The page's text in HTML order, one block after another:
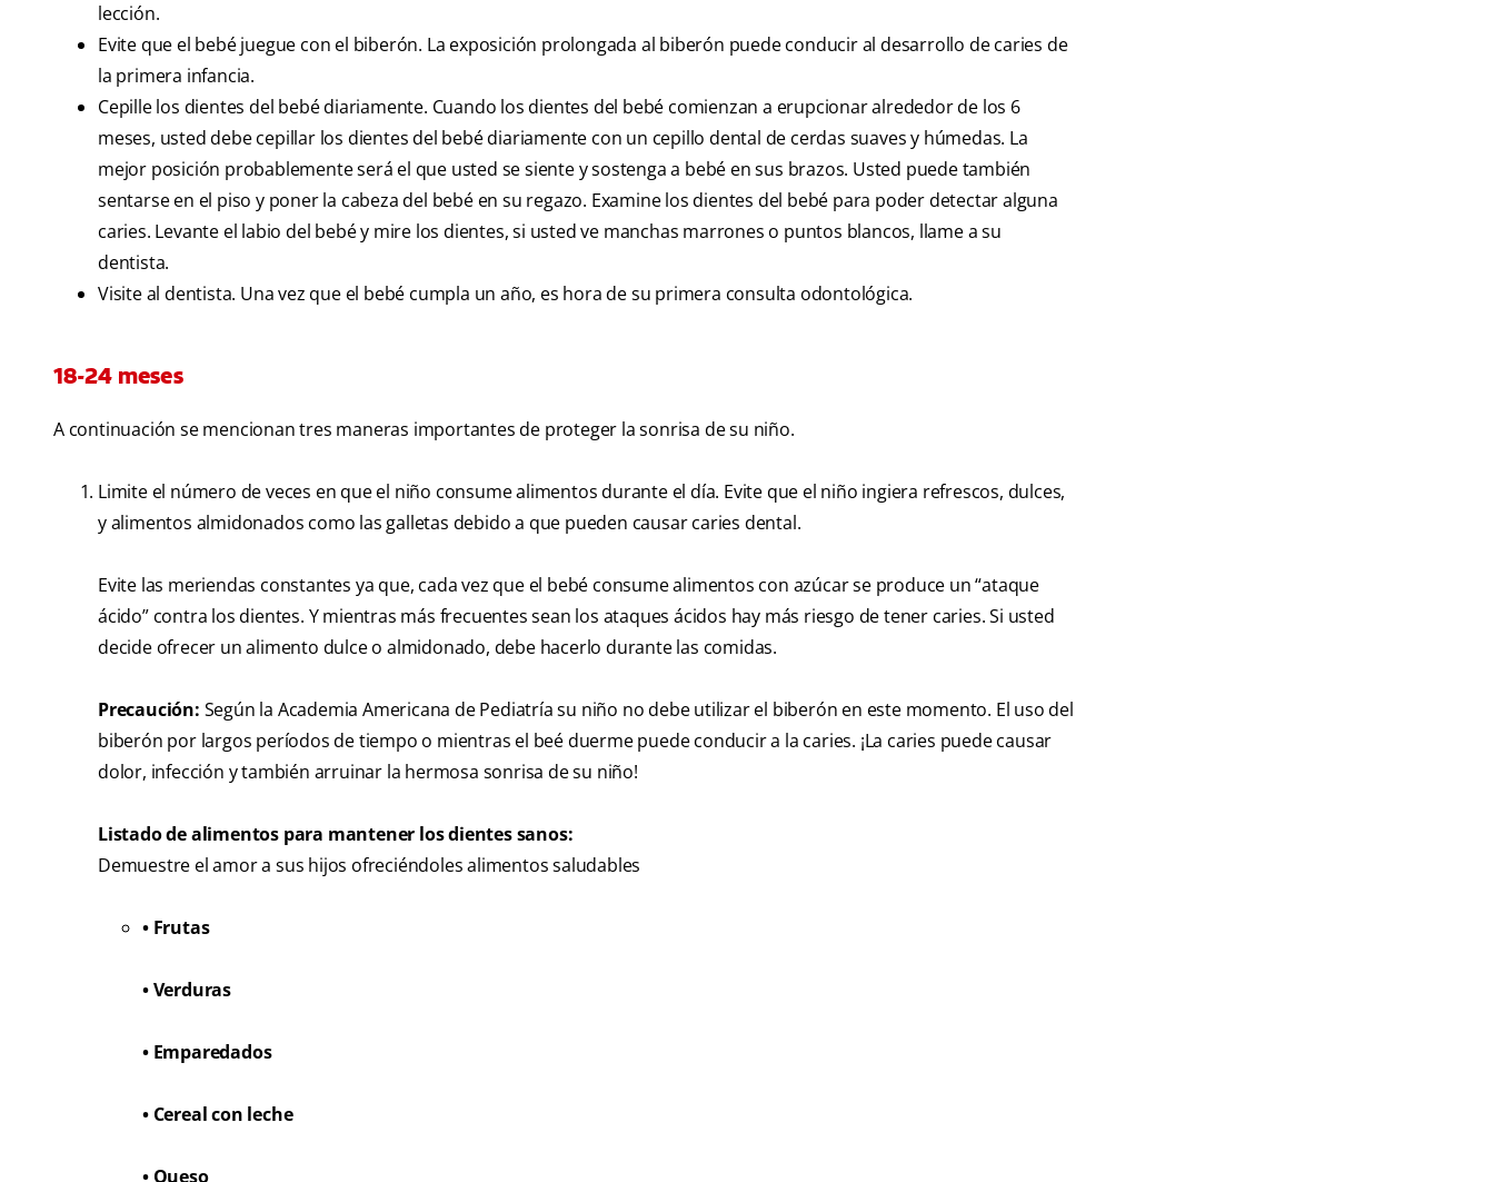
lección.
Evite que el bebé juegue con el biberón. La exposición prolongada al biberón puede conducir al desarrollo de caries de
la primera infancia.
Cepille los dientes del bebé diariamente. Cuando los dientes del bebé comienzan a erupcionar alrededor de los 6
meses, usted debe cepillar los dientes del bebé diariamente con un cepillo dental de cerdas suaves y húmedas. La
mejor posición probablemente será el que usted se siente y sostenga a bebé en sus brazos. Usted puede también
sentarse en el piso y poner la cabeza del bebé en su regazo. Examine los dientes del bebé para poder detectar alguna
caries. Levante el labio del bebé y mire los dientes, si usted ve manchas marrones o puntos blancos, llame a su
dentista.
Visite al dentista. Una vez que el bebé cumpla un año, es hora de su primera consulta odontológica.
18-24 meses
A continuación se mencionan tres maneras importantes de proteger la sonrisa de su niño.
Limite el número de veces en que el niño consume alimentos durante el día. Evite que el niño ingiera refrescos, dulces,
y alimentos almidonados como las galletas debido a que pueden causar caries dental.
Evite las meriendas constantes ya que, cada vez que el bebé consume alimentos con azúcar se produce un “ataque
ácido” contra los dientes. Y mientras más frecuentes sean los ataques ácidos hay más riesgo de tener caries. Si usted
decide ofrecer un alimento dulce o almidonado, debe hacerlo durante las comidas.
Precaución: Según la Academia Americana de Pediatría su niño no debe utilizar el biberón en este momento. El uso del
biberón por largos períodos de tiempo o mientras el beé duerme puede conducir a la caries. ¡La caries puede causar
dolor, infección y también arruinar la hermosa sonrisa de su niño!
Listado de alimentos para mantener los dientes sanos:
Demuestre el amor a sus hijos ofreciéndoles alimentos saludables
• Frutas
• Verduras
• Emparedados
• Cereal con leche
• Queso